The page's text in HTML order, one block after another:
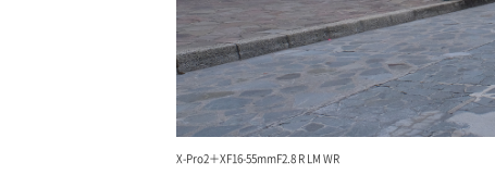
X-Pro2＋XF16-55mmF2.8 R LM WR